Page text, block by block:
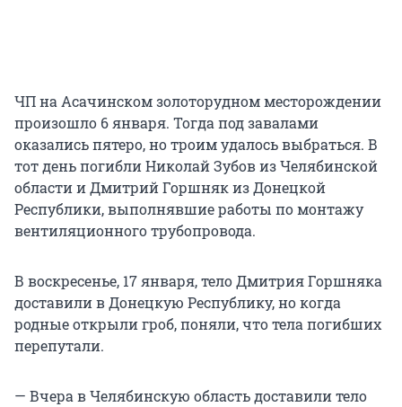
ЧП на Асачинском золоторудном месторождении
произошло 6 января. Тогда под завалами
оказались пятеро, но троим удалось выбраться. В
тот день погибли Николай Зубов из Челябинской
области и Дмитрий Горшняк из Донецкой
Республики, выполнявшие работы по монтажу
вентиляционного трубопровода.
В воскресенье, 17 января, тело Дмитрия Горшняка
доставили в Донецкую Республику, но когда
родные открыли гроб, поняли, что тела погибших
перепутали.
— Вчера в Челябинскую область доставили тело